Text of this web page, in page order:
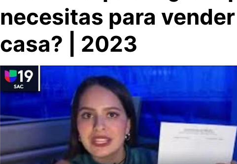
necesitas para
casa? | 2023